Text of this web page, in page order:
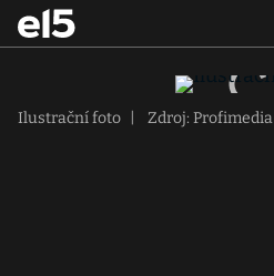
Ilustrační foto Zdroj: Profimedia